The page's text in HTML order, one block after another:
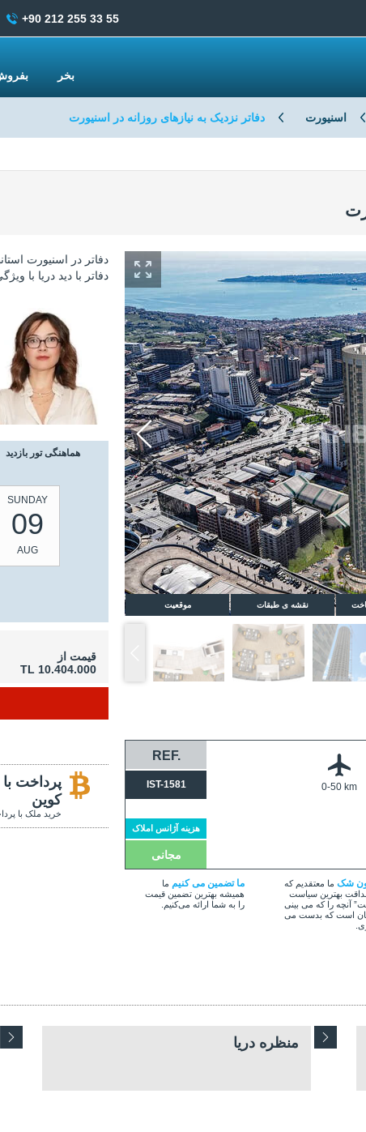
اسنیورت دفاتر نزدیک به نیازهای روزانه در اسنیورت
نقشه ی طبقات موقعیت
REF.
IST-1581
هزینه آژانس املاک
مجانی
0-50 km
شک ما معتقدیم که
بهترین سیاست
آنچه را که می بینی
است که بدست می
ما تضمین می کنیم ما
همیشه بهترین تضمین قیمت
را به شما ارائه می‌کنیم.
دفاتر با دید دریا با
هماهنگی تور بازدید
SUNDAY
09
AUG
قیمت از
10.404.000 TL
پرداخت
کوین
خرید ملک با
منظره دریا
+90 212 255 33 55
بخر